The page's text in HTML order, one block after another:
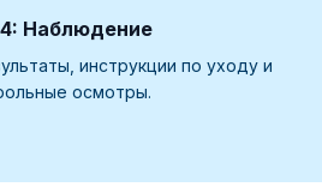
Наблюдение
инструкции по уходу и
осмотры.